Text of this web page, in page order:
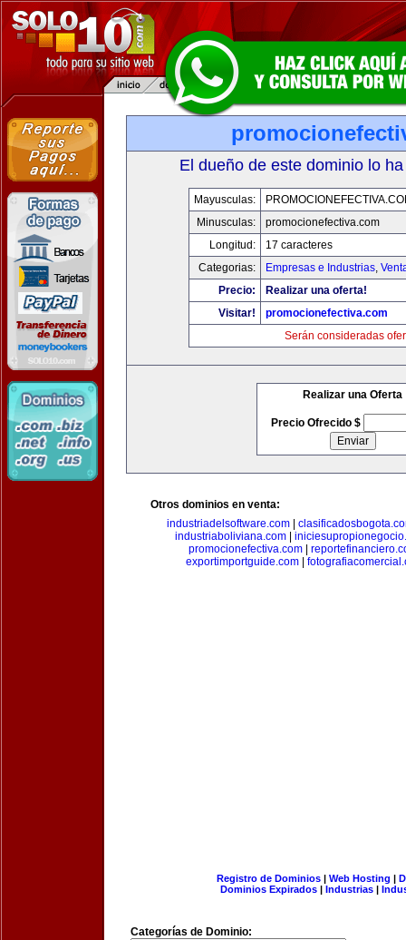
El dueño de este dominio lo
Mayusculas:
Minusculas:
promocionefectiva.com
Longitud:
17 caracteres
Categorias:
Empresas e Industrias,
Precio:
Realizar una oferta!
Visitar!
promocionefectiva.com
Serán consideradas
Realizar una Oferta
Precio Ofrecido $
Otros dominios en venta:
industriadelsoftware.com|
industriaboliviana.com|
promocionefectiva.com
exportimportguide.com
Registro de Dominios| Web Hosting |
Dominios Expirados | Industrias |
Categorías de Dominio: